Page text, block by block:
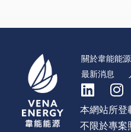
關於韋能能源
最新消息
本網站所登
不限於專案